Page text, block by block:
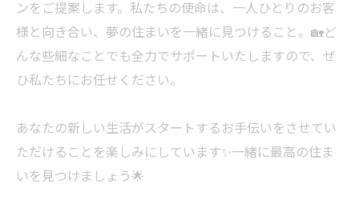
ンをご提案します。私たちの使命は、一人ひとりのお客
様と向き合い、夢の住まいを一緒に見つけること。🏡ど
んな些細なことでも全力でサポートいたしますので、ぜ
ひ私たちにお任せください。
あなたの新しい生活がスタートするお手伝いをさせてい
ただけることを楽しみにしています✨一緒に最高の住ま
いを見つけましょう🌟